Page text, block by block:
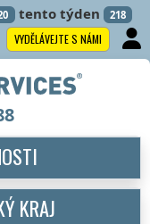
tento týden 218
VYDĚLÁVEJTE S NÁMI
KRAJ